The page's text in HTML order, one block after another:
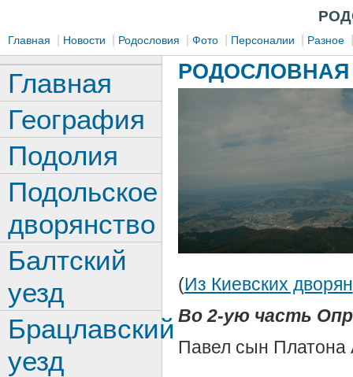
Главная Новости Родословия Фото Персоналии Разное
РОДОСЛОВНАЯ
(Из Киевских дворян
Во 2-ую часть
Павел сын Платона
Главная
География
Подолия
Подольское
дворянство
Балтский
уезд
Брацлавский
уезд